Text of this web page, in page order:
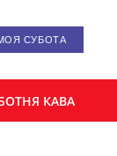
СУБОТА
КАВА